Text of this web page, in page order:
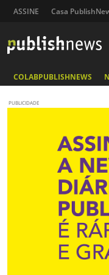
ASSINE Casa
COLABPUBLISHNEWS
PUBLICIDADE